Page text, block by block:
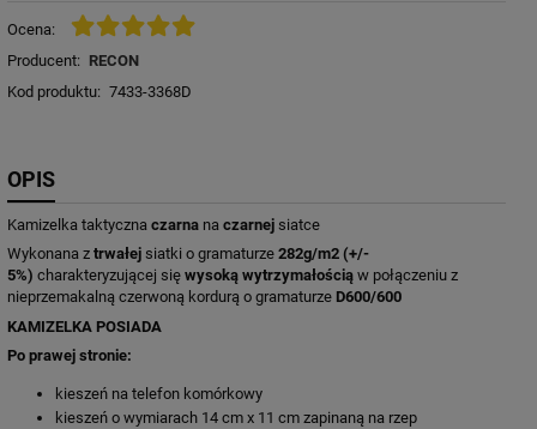
Ocena:
Producent: RECON
Kod produktu: 7433-3368D
OPIS
Kamizelka taktyczna czarna na czarnej siatce
Wykonana z trwałej siatki o gramaturze 282g/m2 (+/-
5%) charakteryzującej się wysoką wytrzymałością w połączeniu z
nieprzemakalną czerwoną kordurą o gramaturze D600/600
KAMIZELKA POSIADA
Po prawej stronie:
kieszeń na telefon komórkowy
kieszeń o wymiarach 14 cm x 11 cm zapinaną na rzep